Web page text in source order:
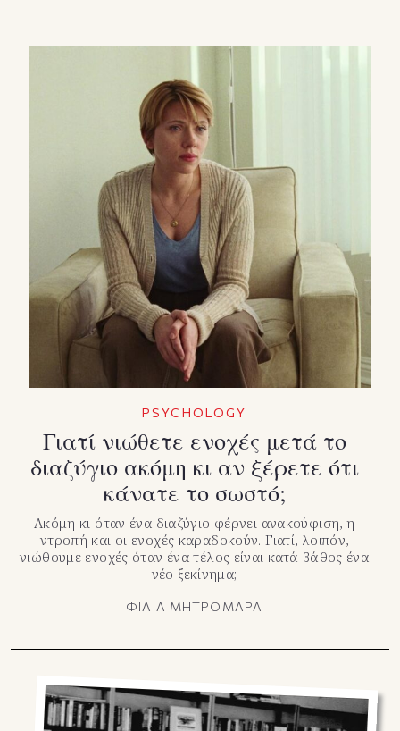
PSYCHOLOGY
Γιατί νιώθετε ενοχές μετά το
διαζύγιο ακόμη κι αν ξέρετε ότι
κάνατε το σωστό;
Ακόμη κι όταν ένα διαζύγιο φέρνει ανακούφιση, η
ντροπή και οι ενοχές καραδοκούν. Γιατί, λοιπόν,
νιώθουμε ενοχές όταν ένα τέλος είναι κατά βάθος ένα
νέο ξεκίνημα;
ΦΙΛΙΑ ΜΗΤΡΟΜΑΡΑ